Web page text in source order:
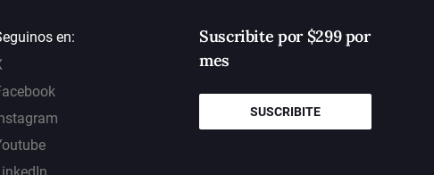
en:
Suscribite por $299 por
mes
SUSCRIBITE